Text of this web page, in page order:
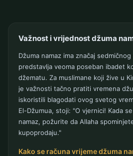
Važnost i vrijednost džuma
Džuma namaz ima značaj
predstavlja veoma poseban ibadet
džematu. Za muslimane koji žive u
je važnosti tačno pratiti vremena
iskoristili blagodati ovog svetog
El-Džumua, stoji: "O vjernici! Kada
namaz, požurite da Allaha
kupoprodaju."
Kako se računa vrijeme džuma